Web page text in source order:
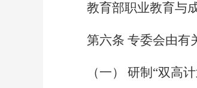
教育部职业教育与
第六条 专委会由有
（一） 研制“双高